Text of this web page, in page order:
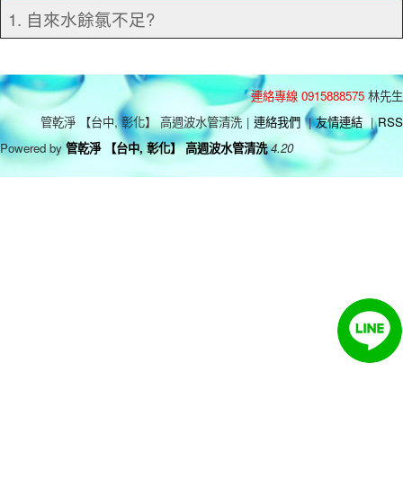
1. 自來水餘氯不足?
連絡專線 0915888575 林先生
管乾淨 【台中, 彰化】 高週波水管清洗 | 連絡我們 | 友情連結 | RSS
Powered by 管乾淨 【台中, 彰化】 高週波水管清洗 4.20